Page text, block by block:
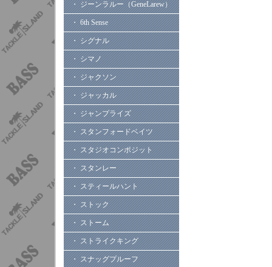
・ ジーンラルー（GeneLarew）
・ 6th Sense
・ シグナル
・ シマノ
・ ジャクソン
・ ジャッカル
・ ジャンプライズ
・ スタンフォードベイツ
・ スタジオコンポジット
・ スタンレー
・ スティールハント
・ ストック
・ ストーム
・ ストライクキング
・ スナッグプルーフ